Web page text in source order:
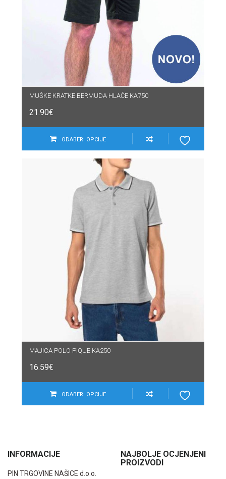
MUŠKE KRATKE BERMUDA HLAČE KA750
21.90€
ODABERI OPCIJE
MAJICA POLO PIQUE KA250
16.59€
ODABERI OPCIJE
INFORMACIJE
PIN TRGOVINE NAŠICE d.o.o.
NAJBOLJE OCJENJENI
PROIZVODI